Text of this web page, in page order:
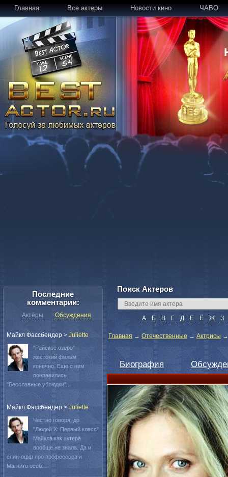
Главная Все актеры Новости кино ЧАВО
Поиск Актеров
А Б В Г Д Е Ё Ж З
Главная → Отечественные → Актрисы
Биография
Последние
комментарии:
Актёры Обсуждения
Майкл Фассбендер > Juliette
"Райское озеро"
жестокий фильм
конечно. Еще с ним
понравились
"Бесславные ублюдки"...
Майкл Фассбендер > Juliette
Честно говоря, до
"Людей Х: Первый класс"
Майкла как актера
вообще не знала. Да и
спин-офф про профессора и
Магнито особ...